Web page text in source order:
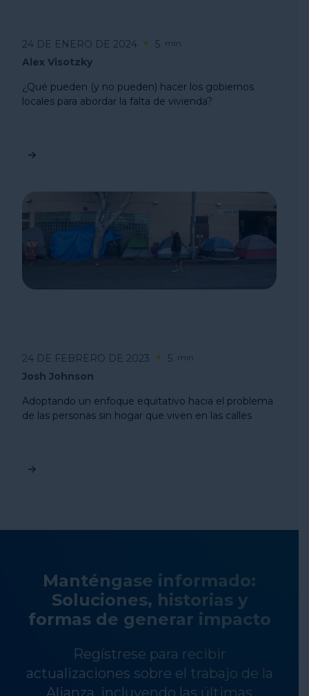
24 DE ENERO DE 2024 5 min
Alex Visotzky
¿Qué pueden (y no pueden) hacer los gobiernos
locales para abordar la falta de vivienda?
24 DE FEBRERO DE 2023 5 min
Josh Johnson
Adoptando un enfoque equitativo hacia el problema
de las personas sin hogar que viven en las calles
Manténgase informado:
Soluciones, historias y
formas de generar impacto
Regístrese para recibir
actualizaciones sobre el trabajo de la
Alianza, incluyendo las últimas